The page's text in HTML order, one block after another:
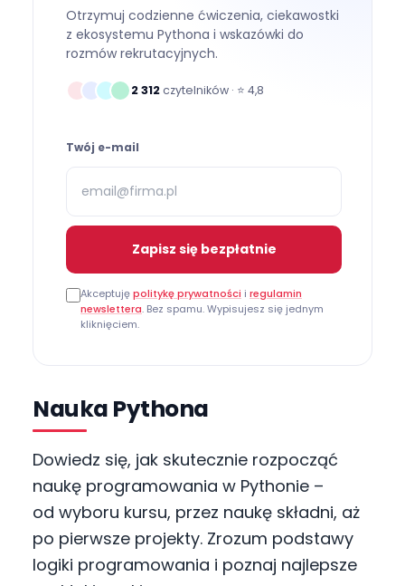
Otrzymuj codzienne ćwiczenia, ciekawostki
z ekosystemu Pythona i wskazówki do
rozmów rekrutacyjnych.
2 312czytelników · ⭐ 4,8
Twój e-mail
Zapisz się bezpłatnie
Akceptujępolitykę prywatności i regulamin
newslettera. Bez spamu. Wypisujesz się jednym
kliknięciem.
Nauka Pythona
Dowiedz się, jak skutecznie rozpocząć
naukę programowania w Pythonie –
od wyboru kursu, przez naukę składni, aż
po pierwsze projekty. Zrozum podstawy
logiki programowania i poznaj najlepsze